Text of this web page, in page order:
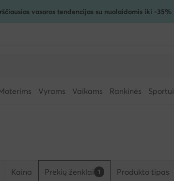
vasaros tendencijas su nuolaidomis iki -35%
Vyrams Vaikams Rankinės Sportui
Kaina Prekių ženklai 1 Produkto tipas